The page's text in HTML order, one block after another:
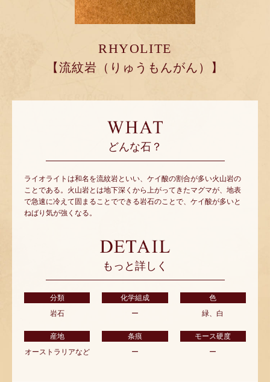
RHYOLITE
【流紋岩（りゅうもんがん）】
どんな石？
ライオライトは和名を流紋岩といい、ケイ酸の割合が多い火山岩の
ことである。火山岩とは地下深くから上がってきたマグマが、地表
で急速に冷えて固まることでできる岩石のことで、ケイ酸が多いと
ねばり気が強くなる。
もっと詳しく
分類
岩石
化学組成
ー
色
緑、白
産地
オーストラリアなど
条痕
ー
モース硬度
ー